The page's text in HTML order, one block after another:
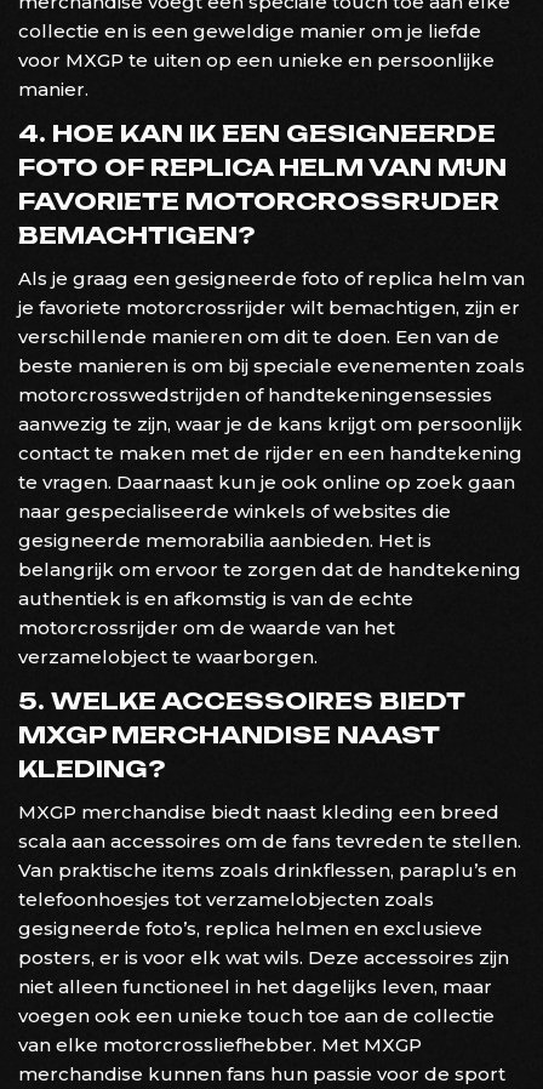
collectie en is een geweldige manier om je liefde
voor MXGP te uiten op een unieke en persoonlijke
manier.
4. HOE KAN IK EEN GESIGNEERDE
FOTO OF REPLICA HELM VAN MIJN
FAVORIETE MOTORCROSSRIJDER
BEMACHTIGEN?
Als je graag een gesigneerde foto of replica helm van
je favoriete motorcrossrijder wilt bemachtigen, zijn er
verschillende manieren om dit te doen. Een van de
beste manieren is om bij speciale evenementen zoals
motorcrosswedstrijden of handtekeningensessies
aanwezig te zijn, waar je de kans krijgt om persoonlijk
contact te maken met de rijder en een handtekening
te vragen. Daarnaast kun je ook online op zoek gaan
naar gespecialiseerde winkels of websites die
gesigneerde memorabilia aanbieden. Het is
belangrijk om ervoor te zorgen dat de handtekening
authentiek is en afkomstig is van de echte
motorcrossrijder om de waarde van het
verzamelobject te waarborgen.
5. WELKE ACCESSOIRES BIEDT
MXGP MERCHANDISE NAAST
KLEDING?
MXGP merchandise biedt naast kleding een breed
scala aan accessoires om de fans tevreden te stellen.
Van praktische items zoals drinkflessen, paraplu’s en
telefoonhoesjes tot verzamelobjecten zoals
gesigneerde foto’s, replica helmen en exclusieve
posters, er is voor elk wat wils. Deze accessoires zijn
niet alleen functioneel in het dagelijks leven, maar
voegen ook een unieke touch toe aan de collectie
van elke motorcrossliefhebber. Met MXGP
merchandise kunnen fans hun passie voor de sport